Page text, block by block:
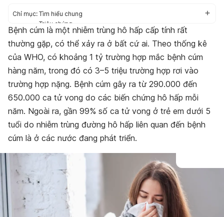
Chỉ mục: Tìm hiểu chung
Triệu chứng
Nguyên nhân
Con đường lây lan
Đối tượng có nguy cơ cao bị bệnh cúm
Biến chứng
Chẩn đoán
Điều trị
Phòng ngừa
Bệnh cúm là một nhiễm trùng hô hấp cấp tính rất
thường gặp, có thể xảy ra ở bất cứ ai. Theo thống kê
của WHO, có khoảng 1 tỷ trường hợp mắc bệnh cúm
hàng năm, trong đó có 3–5 triệu trường hợp rơi vào
trường hợp nặng. Bệnh cúm gây ra từ 290.000 đến
650.000 ca tử vong do các biến chứng hô hấp mỗi
năm. Ngoài ra, gần 99% số ca tử vong ở trẻ em dưới 5
tuổi do nhiễm trùng đường hô hấp liên quan đến bệnh
cúm là ở các nước đang phát triển.